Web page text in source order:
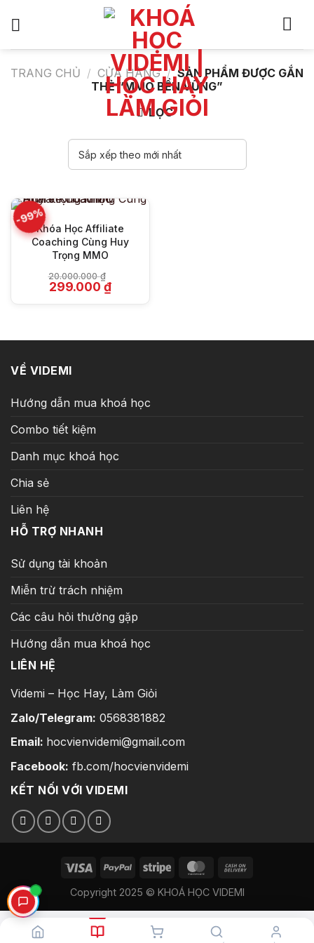
TRANG CHỦ / CỬA HÀNG / SẢN PHẨM ĐƯỢC GẮN
THẺ “MMO BỀN VỮNG”
LỌC
-99%
Khóa Học Affiliate
Coaching Cùng Huy
Trọng MMO
20.000.000₫
Giá
gốc
299.000 ₫Giá
VỀ VIDEMI
Hướng dẫn mua khoá học
Combo tiết kiệm
Danh mục khoá học
Chia sẻ
Liên hệ
HỖ TRỢ NHANH
Sử dụng tài khoản
Miễn trừ trách nhiệm
Các câu hỏi thường gặp
Hướng dẫn mua khoá học
LIÊN HỆ
Videmi – Học Hay, Làm Giỏi
Zalo/Telegram: 0568381882
Email: hocvienvidemi@gmail.com
Facebook: fb.com/hocvienvidemi
KẾT NỐI VỚI VIDEMI
Copyright 2025 © KHOÁ HỌC VIDEMI